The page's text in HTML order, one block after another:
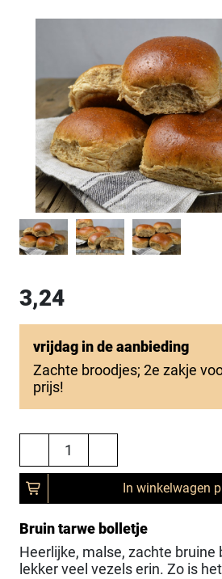
3,24
vrijdag in de aanbieding
Zachte broodjes; 2e zakje
prijs!
In winkelwagen
Bruin tarwe bolletje
Heerlijke, malse, zachte bruine
lekker veel vezels erin. Zo is